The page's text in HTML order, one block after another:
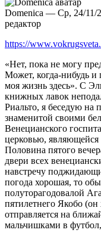
Domenica — Ср, 24/11/
редактор
https://
«Нет, пока не могу
Может, когда-нибудь и
моя жизнь здесь». С
книжных лавок
Риальто, я беседую
знаменитой своими
Венецианского
церковью,
Половина пятого
двери всех
навстречу
погода хорошая, то
полуторагодовалой
пятилетнего Якобо
отправляется на
мальчишками в